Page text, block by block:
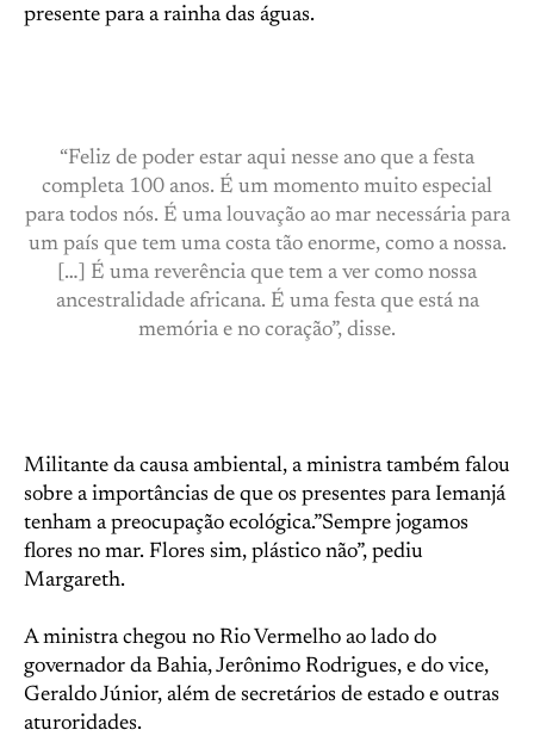
presente para a rainha das águas.
“Feliz de poder estar aqui nesse ano que a festa
completa 100 anos. É um momento muito especial
para todos nós. É uma louvação ao mar necessária para
um país que tem uma costa tão enorme, como a nossa.
[…] É uma reverência que tem a ver como nossa
ancestralidade africana. É uma festa que está na
memória e no coração”, disse.
Militante da causa ambiental, a ministra também falou
sobre a importâncias de que os presentes para Iemanjá
tenham a preocupação ecológica.”Sempre jogamos
flores no mar. Flores sim, plástico não”, pediu
Margareth.
A ministra chegou no Rio Vermelho ao lado do
governador da Bahia, Jerônimo Rodrigues, e do vice,
Geraldo Júnior, além de secretários de estado e outras
aturoridades.